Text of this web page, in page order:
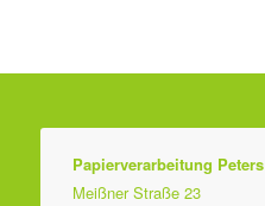
Papierverarbeitung Peters
Meißner Straße 23